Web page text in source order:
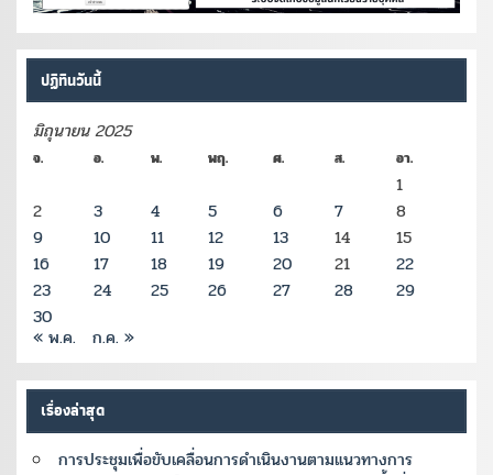
ปฏิทินวันนี้
มิถุนายน 2025
จ. อ. พ. พฤ. ศ. ส. อา.
1
2
3 4 5 6 7
8
9
10 11 12 13 14
15
16
17 18 19 20 21
22
23
24 25 26 27 28
29
30
« พ.ค. ก.ค. »
เรื่องล่าสุด
การประชุมเพื่อขับเคลื่อนการดำเนินงานตามแนวทางการ